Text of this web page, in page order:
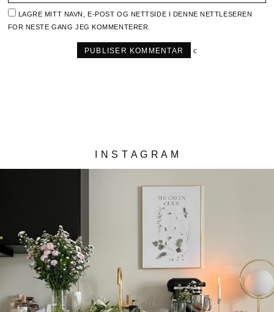
LAGRE MITT NAVN, E-POST OG NETTSIDE I DENNE NETTLESEREN
FOR NESTE GANG JEG KOMMENTERER.
I N S T A G R A M